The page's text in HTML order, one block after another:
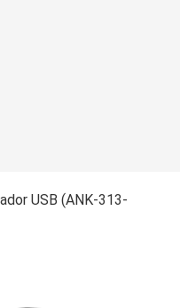
USB (ANK-313-